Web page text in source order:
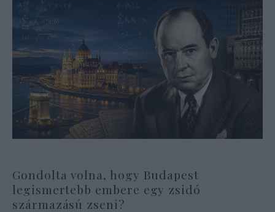
Gondolta volna, hogy Budapest
legismertebb embere egy zsidó
származású zseni?